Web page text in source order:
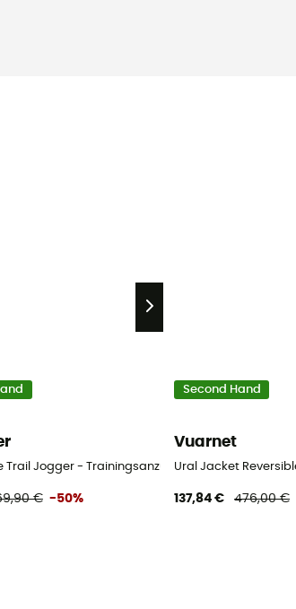
Trail Jogger - Trainingsanzug - Herren
€ -50%
Second Hand
Vuarnet
Ural Jacket
137,84 € 476,00 €